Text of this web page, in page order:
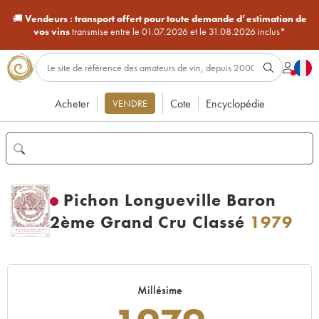
🚚Vendeurs : transport offert pour toute demande d’estimation de
vos vinstransmise entre le 01.07.2026 et le 31.08.2026 inclus*
Acheter VENDRE Cote Encyclopédie
Pichon Longueville Baron
2ème Grand Cru Classé 1979
Millésime